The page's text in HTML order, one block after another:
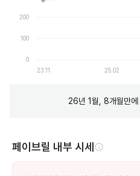
0
100
200
23.11 25.02
26년 1월, 8개월만에
페이브릴 내부 시세